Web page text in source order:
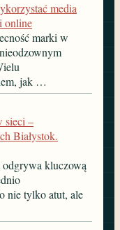
media
online
marki w
jak …
sieci –
Białystok.
kluczową
nie tylko atut, ale